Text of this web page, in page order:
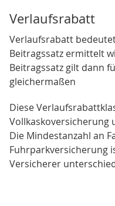
Verlaufsrabatt
Verlaufsrabatt
Beitragssatz ermittelt
Beitragssatz gilt dann
gleichermaßen
Diese
Vollkaskoversicherung
Die Mindestanzahl an
Fuhrparkversicherung
Versicherer